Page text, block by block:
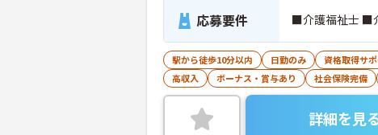
応募要件 ■介護福祉士 ■
駅から徒歩10分以内 日勤のみ 資格取得サ
高収入
ボーナス・賞与あり 社会保険完備
詳細を見